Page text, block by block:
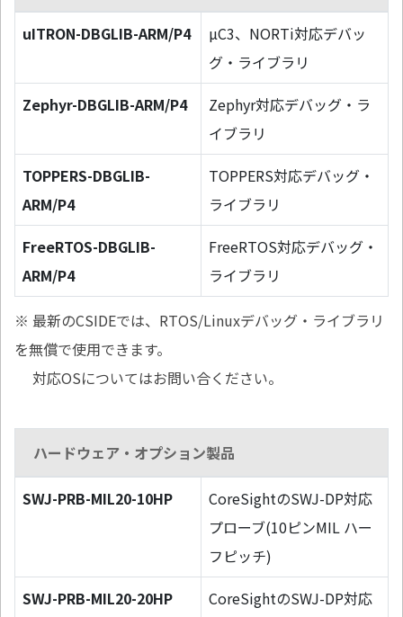
uITRON-DBGLIB-ARM/P4
µC3、NORTi対応デバッ
グ・ライブラリ
Zephyr-DBGLIB-ARM/P4
Zephyr対応デバッグ・ラ
イブラリ
TOPPERS-DBGLIB-
ARM/P4
TOPPERS対応デバッグ・
ライブラリ
FreeRTOS-DBGLIB-
ARM/P4
FreeRTOS対応デバッグ・
ライブラリ
※ 最新のCSIDEでは、RTOS/Linuxデバッグ・ライブラリ
を無償で使用できます。
対応OSについてはお問い合ください。
ハードウェア・オプション製品
SWJ-PRB-MIL20-10HP
CoreSightのSWJ-DP対応
プローブ(10ピンMIL ハー
フピッチ)
SWJ-PRB-MIL20-20HP
CoreSightのSWJ-DP対応